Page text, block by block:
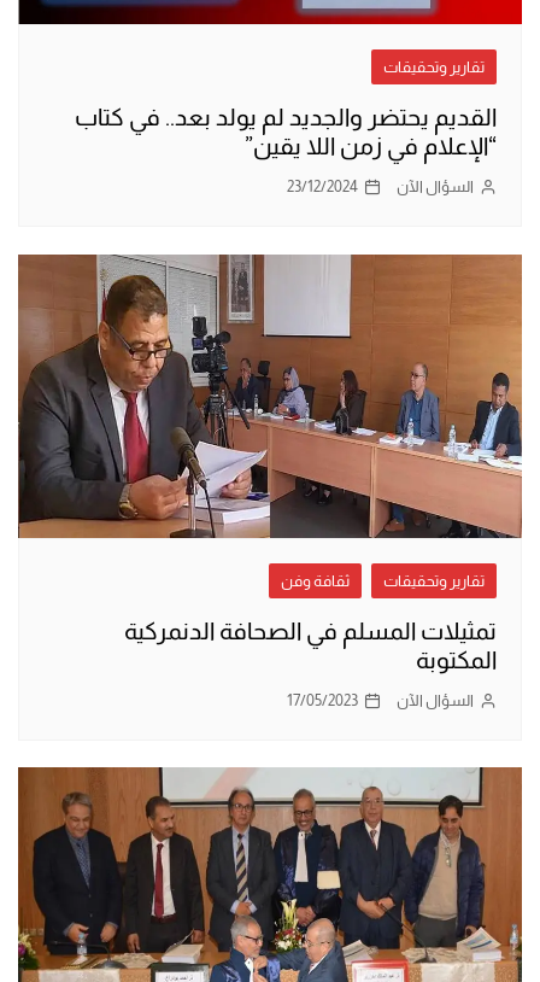
تقارير وتحقيقات
القديم يحتضر والجديد لم يولد بعد.. في كتاب
“الإعلام في زمن اللا يقين”
السؤال الآن 23/12/2024
تقارير وتحقيقات ثقافة وفن
تمثيلات المسلم في الصحافة الدنمركية
المكتوبة
السؤال الآن 17/05/2023